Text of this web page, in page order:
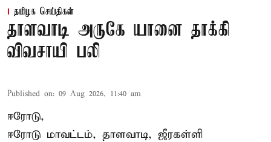
தமிழக செய்திகள்
தாளவாடி அருகே யானை தாக்கி
விவசாயி பலி
Published on: 09 Aug 2026, 11:40 am
ஈரோடு,
ஈரோடு மாவட்டம், தாளவாடி, ஜீரகள்ளி